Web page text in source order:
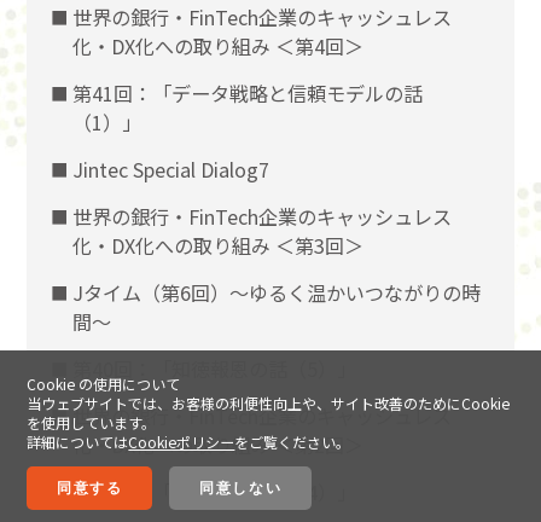
世界の銀行・FinTech企業のキャッシュレス
化・DX化への取り組み ＜第4回＞
第41回：「データ戦略と信頼モデルの話
（1）」
Jintec Special Dialog7
世界の銀行・FinTech企業のキャッシュレス
化・DX化への取り組み ＜第3回＞
Jタイム（第6回）～ゆるく温かいつながりの時
間～
世界の銀行・FinTech企業のキャッシュレス
化・DX化への取り組み ＜第2回＞
第39回：「知徳報恩の話（4）」
Cookie の使用について
当ウェブサイトでは、お客様の利便性向上や、サイト改善のためにCookie
を使用しています。
詳細についてはCookieポリシーをご覧ください。
同意する 同意しない